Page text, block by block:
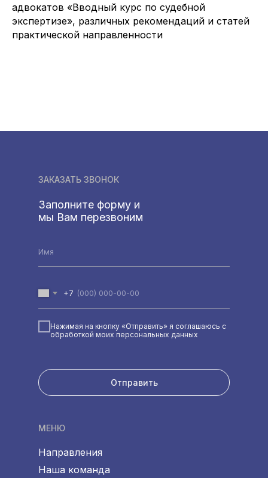
адвокатов «Вводный курс по судебной
экспертизе», различных рекомендаций и статей
практической направленности
ЗАКАЗАТЬ ЗВОНОК
Заполните форму и
мы Вам перезвоним
+7
Нажимая на кнопку «Отправить» я соглашаюсь с
обработкой моих персональных данных
Отправить
Наша команда
Направления
МЕНЮ